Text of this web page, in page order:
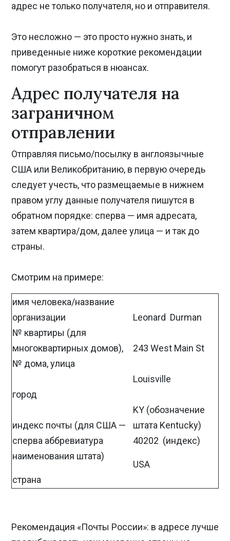
адрес не только получателя, но и отправителя.
Это несложно — это просто нужно знать, и
приведенные ниже короткие рекомендации
помогут разобраться в нюансах.
Адрес получателя на
заграничном
отправлении
Отправляя письмо/посылку в англоязычные
США или Великобританию, в первую очередь
следует учесть, что размещаемые в нижнем
правом углу данные получателя пишутся в
обратном порядке: сперва — имя адресата,
затем квартира/дом, далее улица — и так до
страны.
Смотрим на примере:
имя человека/название
организации
№ квартиры (для
многоквартирных домов),
№ дома, улица
город
индекс почты (для США —
сперва аббревиатура
наименования штата)
страна
Leonard Durman
243 West Main St
Louisville
KY (обозначение
штата Kentucky)
40202 (индекс)
USA
Рекомендация «Почты России»: в адресе лучше